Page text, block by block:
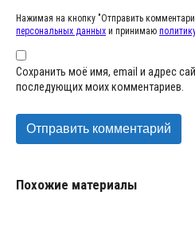
Нажимая на кнопку "Отправить
персональных данных и принимаю
Сохранить моё имя, email и адрес
последующих моих комментариев.
Похожие материалы